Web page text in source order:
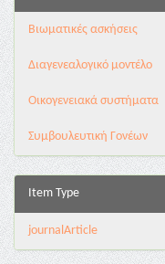
Βιωματικές ασκήσεις
Διαγενεαλογικό μοντέλο
Οικογενειακά συστήματα
Συμβουλευτική Γονέων
Item Type
journalArticle